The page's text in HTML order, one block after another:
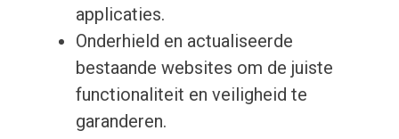
applicaties.
Onderhield en actualiseerde
bestaande websites om de juiste
functionaliteit en veiligheid te
garanderen.